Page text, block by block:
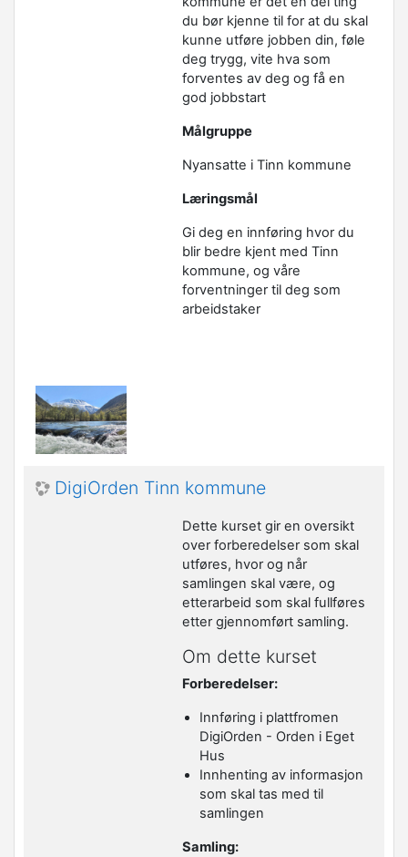
du bør kjenne til for at du skal
kunne utføre jobben din, føle
deg trygg, vite hva som
forventes av deg og få en
god jobbstart
Målgruppe
Nyansatte i Tinn kommune
Læringsmål
Gi deg en innføring hvor du
blir bedre kjent med Tinn
kommune, og våre
forventninger til deg som
arbeidstaker
DigiOrden Tinn kommune
Dette kurset gir en oversikt
over forberedelser som skal
utføres, hvor og når
samlingen skal være, og
etterarbeid som skal fullføres
etter gjennomført samling.
Om dette kurset
Forberedelser:
Innføring i plattfromen
DigiOrden - Orden i Eget
Hus
Innhenting av informasjon
som skal tas med til
samlingen
Samling: